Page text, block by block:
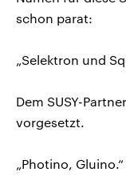
schon parat:
„Selektron und
Dem SUSY-
vorgesetzt.
„Photino, Gluino.“